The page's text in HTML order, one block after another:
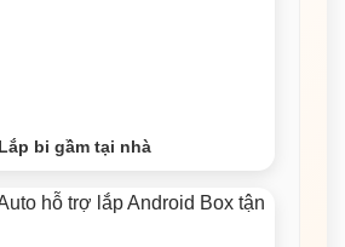
Lắp bi gầm tại nhà